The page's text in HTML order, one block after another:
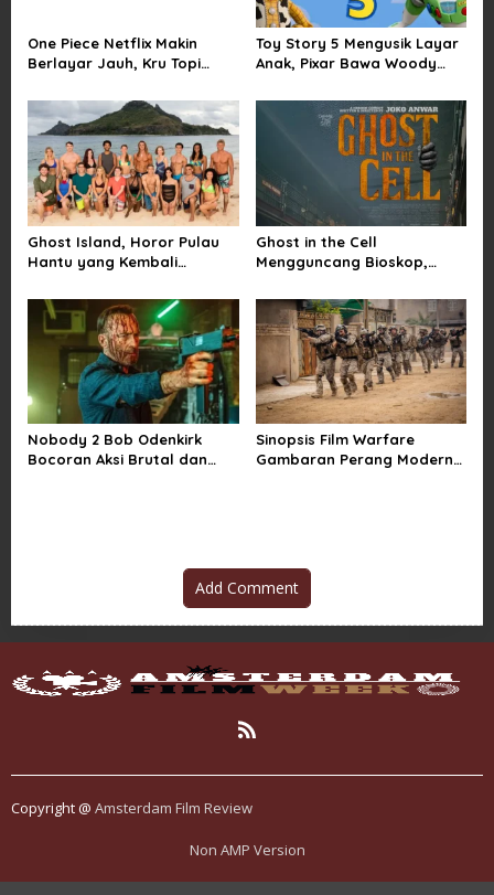
t
o
n
One Piece Netflix Makin
Berlayar Jauh, Kru Topi
Toy Story 5 Mengusik Layar
Anak, Pixar Bawa Woody
Ghost Island, Horor Pulau
Hantu yang Kembali
Ghost in the Cell
Mengguncang Bioskop,
Sindiran Sosial
Nobody 2 Bob Odenkirk
Bocoran Aksi Brutal dan
Sinopsis Film Warfare
Gambaran Perang Modern
Add Comment
Copyright @ Amsterdam Film Review
Non AMP Version